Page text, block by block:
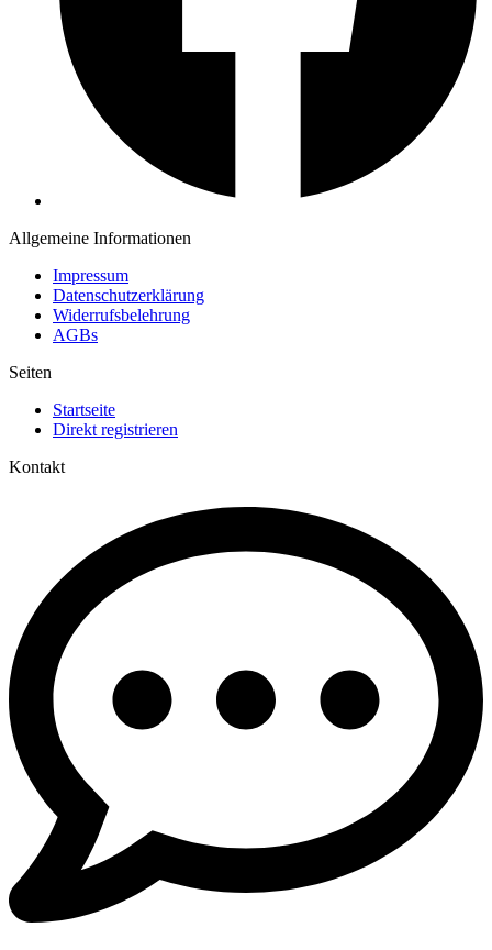
Allgemeine Informationen
Impressum
Datenschutzerklärung
Widerrufsbelehrung
AGBs
Seiten
Startseite
Direkt registrieren
Kontakt